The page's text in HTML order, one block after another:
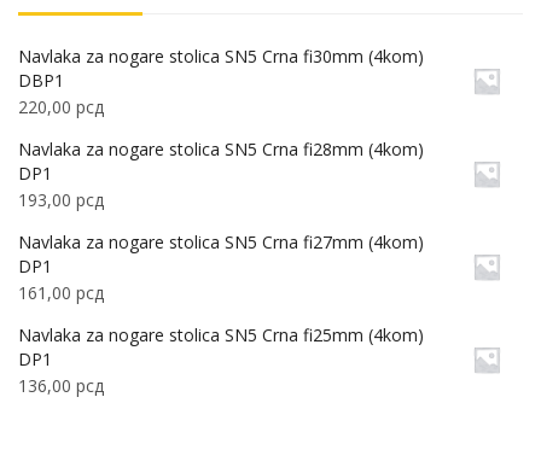
Navlaka za nogare stolica SN5 Crna fi30mm (4kom)
DBP1
220,00 рсд
Navlaka za nogare stolica SN5 Crna fi28mm (4kom)
DP1
193,00 рсд
Navlaka za nogare stolica SN5 Crna fi27mm (4kom)
DP1
161,00 рсд
Navlaka za nogare stolica SN5 Crna fi25mm (4kom)
DP1
136,00 рсд